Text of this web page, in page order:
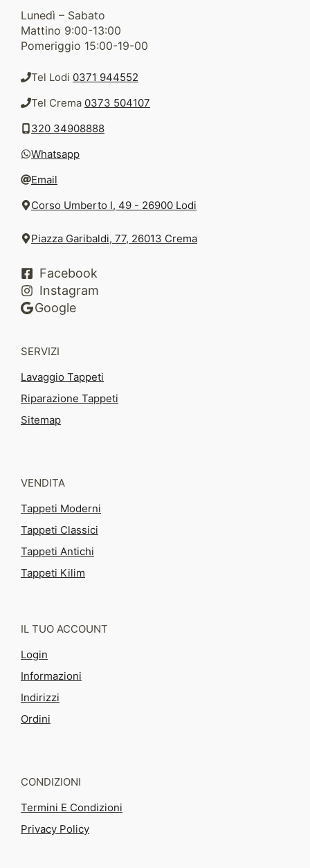
Lunedì – Sabato
Mattino 9:00-13:00
Pomeriggio 15:00-19-00
Tel Lodi 0371 944552
Tel Crema 0373 504107
320 34908888
Whatsapp
Email
Corso Umberto I, 49 - 26900 Lodi
Piazza Garibaldi, 77, 26013 Crema
Facebook
Instagram
Google
SERVIZI
Lavaggio Tappeti
Riparazione Tappeti
Sitemap
VENDITA
Tappeti Moderni
Tappeti Classici
Tappeti Antichi
Tappeti Kilim
IL TUO ACCOUNT
Login
Informazioni
Indirizzi
Ordini
CONDIZIONI
Termini E Condizioni
Privacy Policy